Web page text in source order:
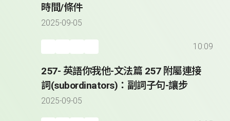
時間/條件
2025-09-05
10:09
257- 英語你我他-文法篇 257 附屬連接
詞(subordinators)：副詞子句-讓步
2025-09-05